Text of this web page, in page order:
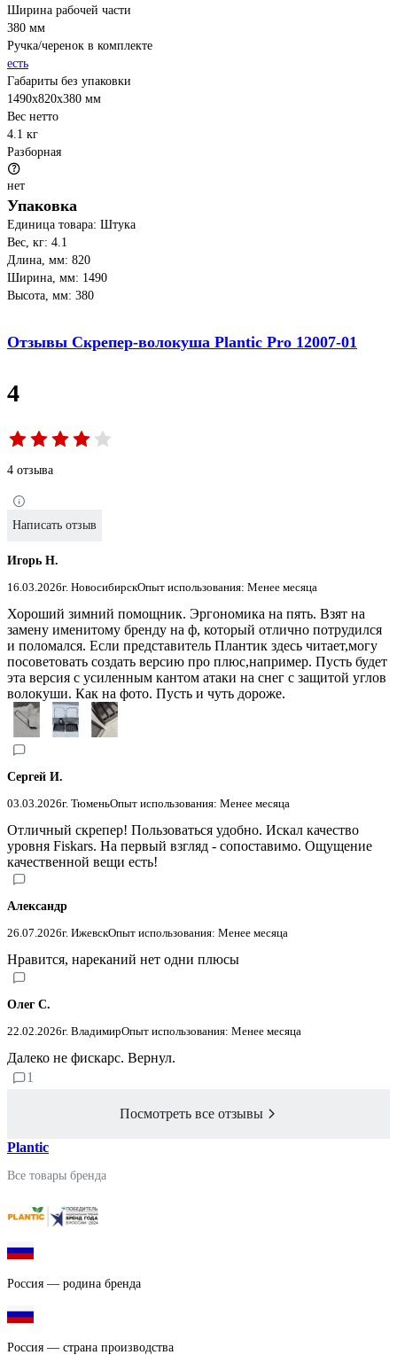
Ширина рабочей части
380 мм
Ручка/черенок в комплекте
есть
Габариты без упаковки
1490х820х380 мм
Вес нетто
4.1 кг
Разборная
нет
Упаковка
Единица товара: Штука
Вес, кг: 4.1
Длина, мм: 820
Ширина, мм: 1490
Высота, мм: 380
Отзывы Скрепер-волокуша Plantic Pro 12007-01
4
4 отзыва
Написать отзыв
Игорь Н.
16.03.2026г. НовосибирскОпыт использования: Менее месяца
Хороший зимний помощник. Эргономика на пять. Взят на
замену именитому бренду на ф, который отлично потрудился
и поломался. Если представитель Плантик здесь читает,могу
посоветовать создать версию про плюс,например. Пусть будет
эта версия с усиленным кантом атаки на снег с защитой углов
волокуши. Как на фото. Пусть и чуть дороже.
Сергей И.
03.03.2026г. ТюменьОпыт использования: Менее месяца
Отличный скрепер! Пользоваться удобно. Искал качество
уровня Fiskars. На первый взгляд - сопоставимо. Ощущение
качественной вещи есть!
Александр
26.07.2026г. ИжевскОпыт использования: Менее месяца
Нравится, нареканий нет одни плюсы
Олег С.
22.02.2026г. ВладимирОпыт использования: Менее месяца
Далеко не фискарс. Вернул.
1
Посмотреть все отзывы
Plantic
Все товары бренда
Россия — родина бренда
Россия — страна производства